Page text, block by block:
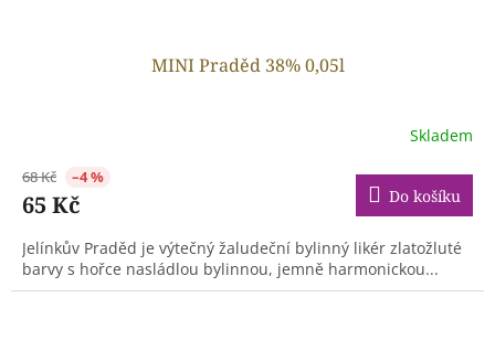
MINI Praděd 38% 0,05l
Skladem
68 Kč –4 %
65 Kč Do košíku
Jelínkův Praděd je výtečný žaludeční bylinný likér zlatožluté
barvy s hořce nasládlou bylinnou, jemně harmonickou...